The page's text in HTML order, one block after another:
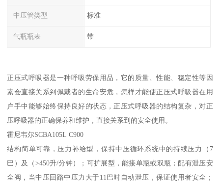
中压管类型 标准
气瓶瓶表 带
正压式呼吸器是一种呼吸劳保用品，它的质量、性能、稳定性等因
素会直接关系到佩戴者的生命安危，怎样才能使正压式呼吸器在用
户手中能够始终保持良好的状态，正压式呼吸器的结构复杂，对正
压呼吸器的正确保养和维护，直接关系到的安全使用。
霍尼韦尔SCBA105L C900
结构简单可靠，压力补给型，保持中压循环系统中的持续压力（7
巴）及（>450升/分钟）；可扩展型，能接单瓶或双瓶；配有泄压安
全阀，当中压回路中压力大于11巴时自动泄压，保证使用者安全；